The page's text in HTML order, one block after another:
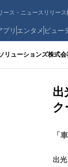
ース・ニュースリリー
プリ エンタメ ビュー
リューションズ株式会
出
ク
「
出